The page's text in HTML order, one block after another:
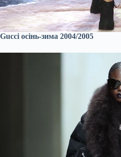
Gucci осінь-зима 2004/2005